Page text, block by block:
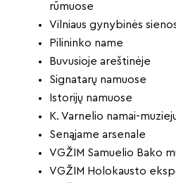
rūmuose
Vilniaus gynybinės
Pilininko name
Buvusioje areštinėje
Signatarų namuose
Istorijų namuose
K. Varnelio namai-
Senąjame arsenale
VGŽIM Samuelio Bako
VGŽIM Holokausto